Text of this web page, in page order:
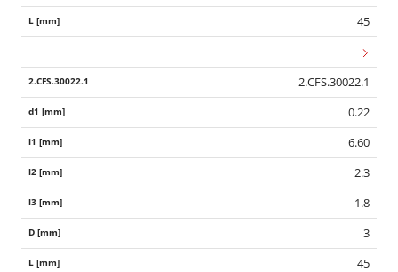
45
2.CFS.30022.1
0.22
6.60
2.3
1.8
3
45